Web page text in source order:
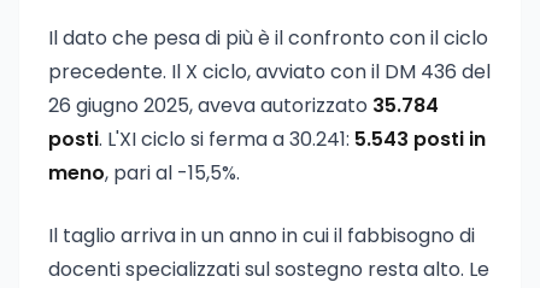
Il dato che pesa di più è il confronto con il ciclo
precedente. Il X ciclo, avviato con il DM 436 del
26 giugno 2025, aveva autorizzato 35.784
posti. L'XI ciclo si ferma a 30.241: 5.543 posti in
meno, pari al -15,5%.
Il taglio arriva in un anno in cui il fabbisogno di
docenti specializzati sul sostegno resta alto. Le